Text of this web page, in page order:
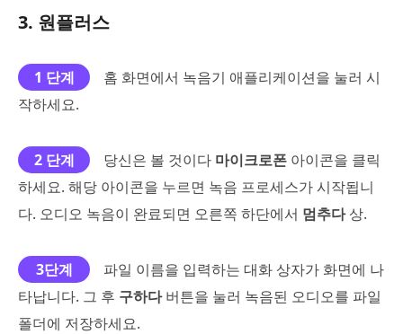
3. 원플러스
1 단계
홈 화면에서 녹음기 애플리케이션을 눌러 시
작하세요.
2 단계 당신은 볼 것이다 마이크로폰 아이콘을 클릭
하세요. 해당 아이콘을 누르면 녹음 프로세스가 시작됩니
다. 오디오 녹음이 완료되면 오른쪽 하단에서 멈추다상.
3단계
파일 이름을 입력하는 대화 상자가 화면에 나
타납니다. 그 후 구하다버튼을 눌러 녹음된 오디오를 파일
폴더에 저장하세요.